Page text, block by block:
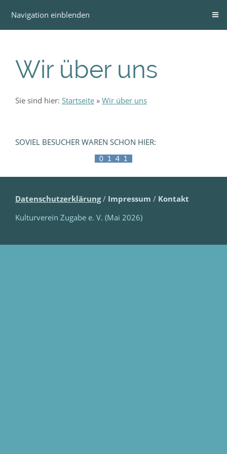
Navigation einblenden
Wir über uns
Sie sind hier: Startseite » Wir über uns
SOVIEL BESUCHER WAREN SCHON HIER:
Datenschutzerklärung/ Impressum / Kontakt
Kulturverein Zugabe e. V. (Mai 2026)